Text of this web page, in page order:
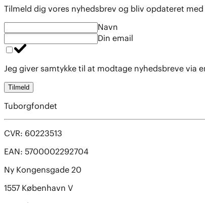
Tilmeld dig vores nyhedsbrev og bliv opdateret
Navn
Din email
Jeg giver samtykke til at modtage nyhedsbreve via
Tilmeld
Tuborgfondet
CVR: 60223513
EAN: 5700002292704
Ny Kongensgade 20
1557 København V